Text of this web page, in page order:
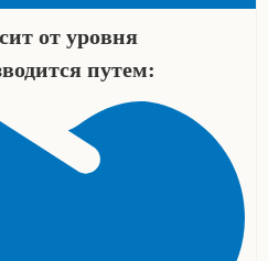
от уровня
путем: